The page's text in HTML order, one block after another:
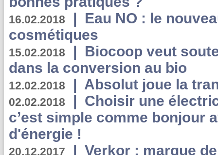
16.02.2018 | Eau NO : le
cosmétiques
15.02.2018 | Biocoop veut
dans la conversion au bio
12.02.2018 | Absolut joue la
02.02.2018 | Choisir une
c’est simple comme bonjour
d'énergie !
20.12.2017 | Verkor : marque